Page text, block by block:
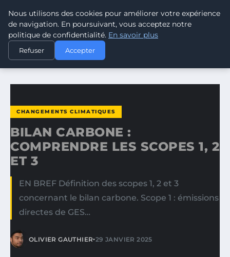
CLIMATE GUARDIAN
ACCUEIL
CHANGEMENTS CLIMATIQUES
BILAN CARBONE : COMPRENDRE LES SCOPES 1, 2 ET 3
CHANGEMENTS CLIMATIQUES
BILAN CARBONE :
COMPRENDRE LES SCOPES 1, 2
ET 3
EN BREF Définition des scopes 1, 2 et 3
concernant le bilan carbone. Scope 1 : émissions
directes de GES…
OLIVIER GAUTHIER•29 JANVIER 2025
Nous utilisons des cookies pour améliorer votre expérience
de navigation. En poursuivant, vous acceptez notre
politique de confidentialité. En savoir plus
Refuser Accepter